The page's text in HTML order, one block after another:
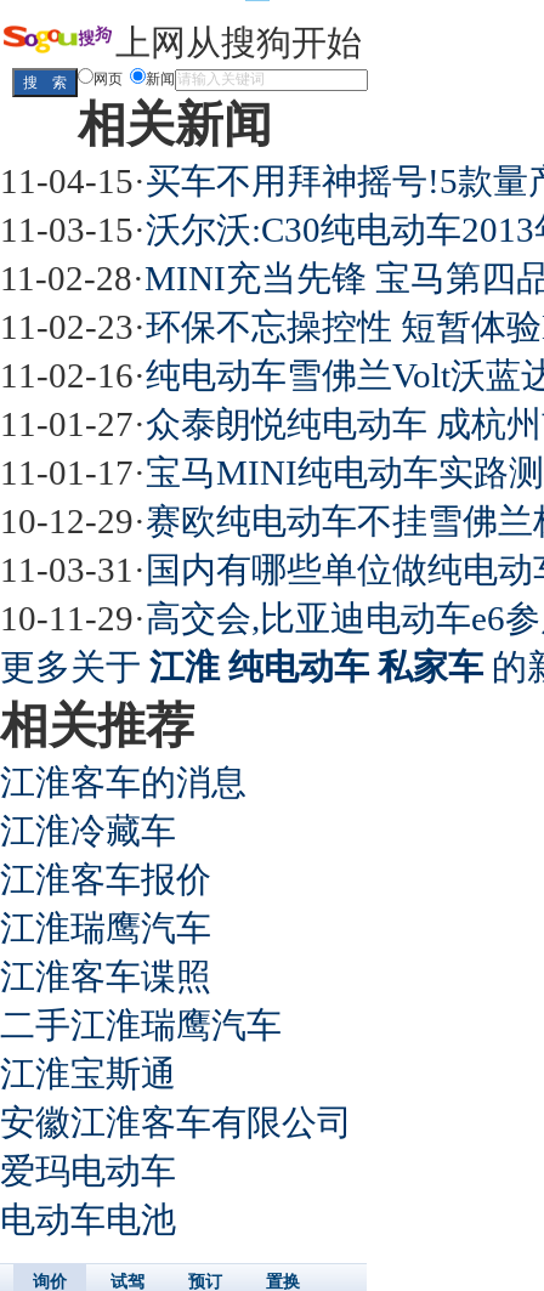
上网从搜狗开始
网页 新闻
相关新闻
11-04-15·买车不用拜神摇号!5款量
11-03-15·沃尔沃:C30纯电动车
11-02-28·MINI充当先锋 宝马第四
11-02-23·环保不忘操控性 短暂体
11-02-16·纯电动车雪佛兰Volt沃蓝
11-01-27·众泰朗悦纯电动车 成杭
11-01-17·宝马MINI纯电动车实路
10-12-29·赛欧纯电动车不挂雪佛
11-03-31 · 国内有哪些单位做纯电动
10-11-29·高交会,比亚迪电动车e6
更多关于 江淮 纯电动车 私家车 的
相关推荐
江淮客车的消息
江淮冷藏车
江淮客车报价
江淮瑞鹰汽车
江淮客车谍照
二手江淮瑞鹰汽车
江淮宝斯通
安徽江淮客车有限公司
爱玛电动车
电动车电池
询价 试驾 预订 置换